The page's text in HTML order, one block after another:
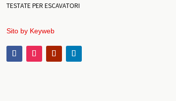
TESTATE PER ESCAVATORI
Sito by Keyweb